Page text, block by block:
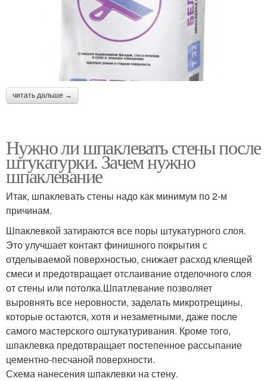
читать дальше →
Нужно ли шпаклевать стены после
штукатурки. Зачем нужно
шпаклевание
Итак, шпаклевать стены надо как минимум по 2-м
причинам.
Шпаклевкой затираются все поры штукатурного слоя.
Это улучшает контакт финишного покрытия с
отделываемой поверхностью, снижает расход клеящей
смеси и предотвращает отслаивание отделочного слоя
от стены или потолка.Шпатлевание позволяет
выровнять все неровности, заделать микротрещины,
которые остаются, хотя и незаметными, даже после
самого мастерского оштукатуривания. Кроме того,
шпаклевка предотвращает постепенное рассыпание
цементно-песчаной поверхности.
Схема нанесения шпаклевки на стену.